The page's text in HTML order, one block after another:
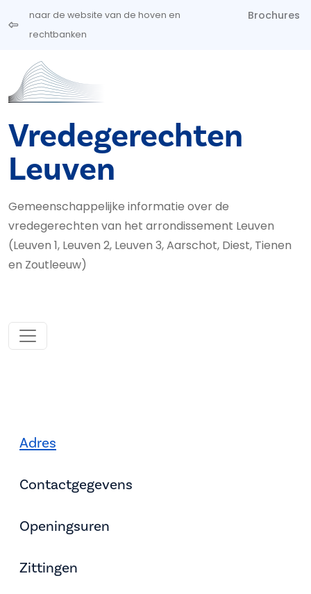
Overslaan en naar de inhoud gaan
naar de website van de hoven en
rechtbanken
Brochures
Vredegerechten
Leuven
Gemeenschappelijke informatie over de
vredegerechten van het arrondissement Leuven
(Leuven 1, Leuven 2, Leuven 3, Aarschot, Diest, Tienen
en Zoutleeuw)
Adres
Contactgegevens
Openingsuren
Zittingen